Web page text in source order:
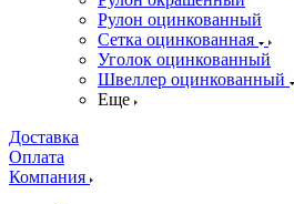
Рулон оцинкованный
Сетка оцинкованная
Уголок оцинкованный
Швеллер оцинкованный
Еще
Доставка
Оплата
Компания